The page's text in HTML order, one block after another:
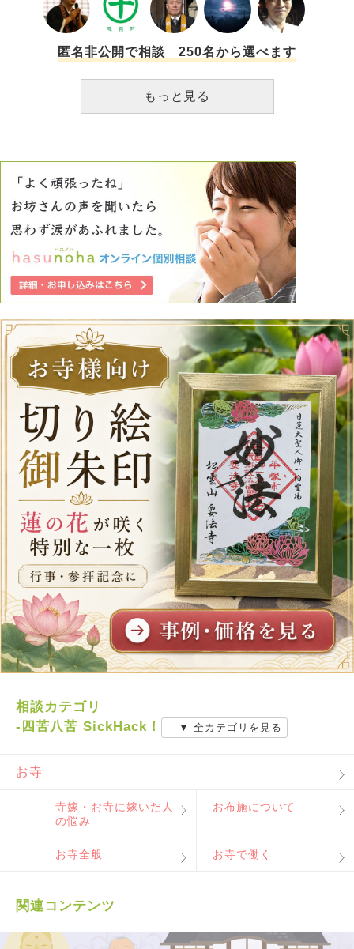
匿名非公開で相談 250名から選べます
もっと見る
相談カテゴリ
-四苦八苦 SickHack！
▼ 全カテゴリを見る
お寺
寺嫁・お寺に嫁いだ人
の悩み
お布施について
お寺全般 お寺で働く
関連コンテンツ